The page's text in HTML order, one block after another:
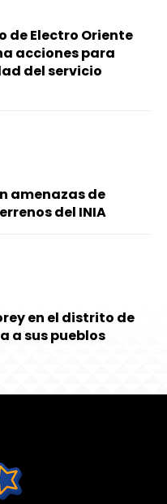
de Electro Oriente
acciones para
del servicio
amenazas de
del INIA
en el distrito de
a sus pueblos